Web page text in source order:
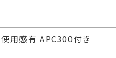
使用感有 APC300付き